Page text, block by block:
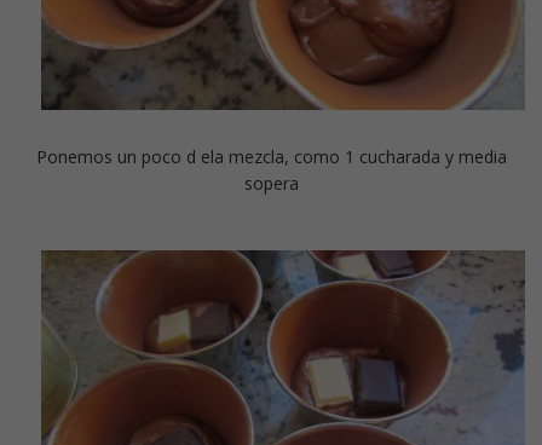
Ponemos un poco d ela mezcla, como 1 cucharada y media
sopera